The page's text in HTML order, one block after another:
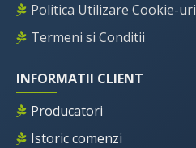
Politica Utilizare Cookie-uri
Termeni si Conditii
INFORMATII CLIENT
Producatori
Istoric comenzi